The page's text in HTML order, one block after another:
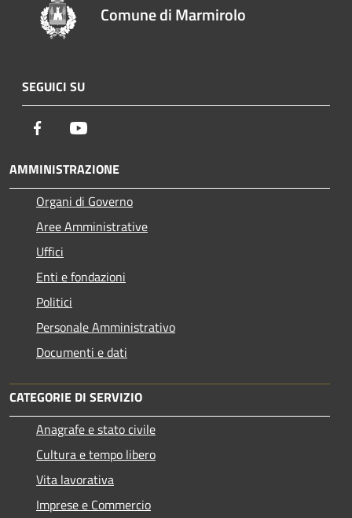
Comune di Marmirolo
SEGUICI SU
Facebook
AMMINISTRAZIONE
Organi di Governo
Aree Amministrative
Uffici
Enti e fondazioni
Politici
Personale Amministrativo
Documenti e dati
CATEGORIE DI SERVIZIO
Anagrafe e stato civile
Cultura e tempo libero
Vita lavorativa
Imprese e Commercio